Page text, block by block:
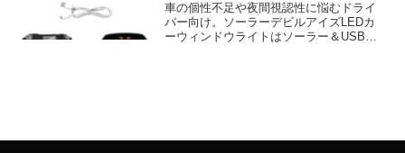
車の個性不足や夜間視認性に悩むドライ
バー向け。ソーラーデビルアイズLEDカ
ーウィンドウライトはソーラー＆USB給